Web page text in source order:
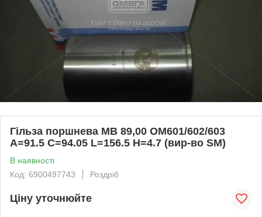
Гільза поршнева MB 89,00 OM601/602/603
A=91.5 C=94.05 L=156.5 H=4.7 (вир-во SM)
В наявності
Код: 6900497743
Роздріб
Ціну уточнюйте